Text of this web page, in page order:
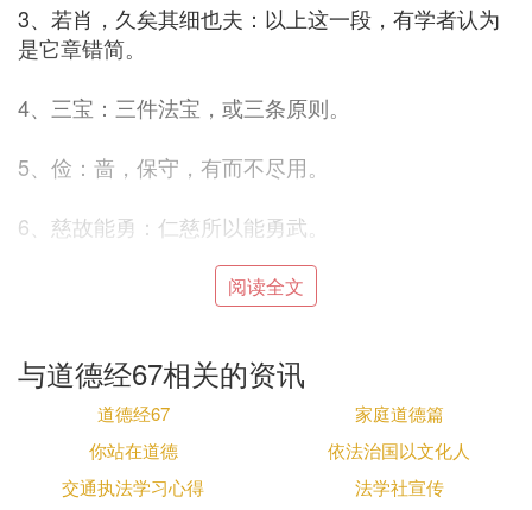
3、若肖，久矣其细也夫：以上这一段，有学者认为
是它章错简。
4、三宝：三件法宝，或三条原则。
5、俭：啬，保守，有而不尽用。
6、慈故能勇：仁慈所以能勇武。
7、俭故能广：俭啬所以能大方。
9、且：取。
10、以战则胜：一本作“以阵则亡”。
阅读全文
与道德经67相关的资讯
道德经67
家庭道德篇
你站在道德
依法治国以文化人
交通执法学习心得
法学社宣传